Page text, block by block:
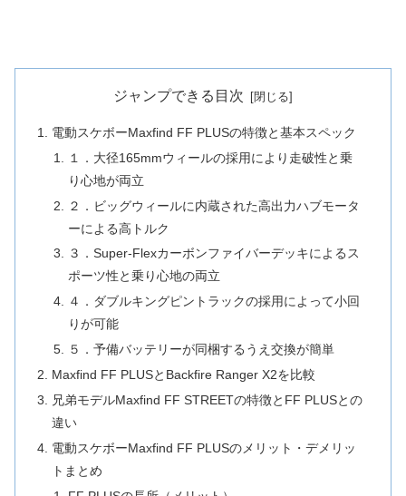
ジャンプできる目次
電動スケボーMaxfind FF PLUSの特徴と基本スペック
１．大径165mmウィールの採用により走破性と乗
り心地が両立
２．ビッグウィールに内蔵された高出力ハブモータ
ーによる高トルク
３．Super-Flexカーボンファイバーデッキによるス
ポーツ性と乗り心地の両立
４．ダブルキングピントラックの採用によって小回
りが可能
５．予備バッテリーが同梱するうえ交換が簡単
Maxfind FF PLUSとBackfire Ranger X2を比較
兄弟モデルMaxfind FF STREETの特徴とFF PLUSとの
違い
電動スケボーMaxfind FF PLUSのメリット・デメリッ
トまとめ